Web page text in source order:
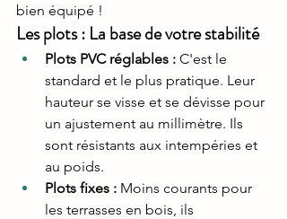
bien équipé !
Les plots : La base de votre stabilité
Plots PVC réglables : C'est le
standard et le plus pratique. Leur
hauteur se visse et se dévisse pour
un ajustement au millimètre. Ils
sont résistants aux intempéries et
au poids.
Plots fixes : Moins courants pour
les terrasses en bois, ils